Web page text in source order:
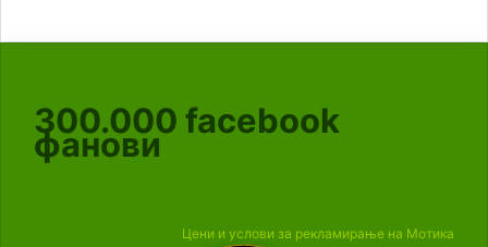
300.000 facebook
фанови
Цени и услови за рекламирање на Мотика